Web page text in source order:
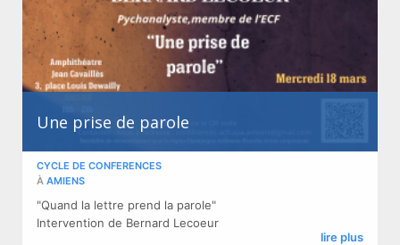
Une prise de parole
CYCLE DE CONFERENCES
À AMIENS
"Quand la lettre prend la parole"
​Intervention de Bernard Lecoeur
lire plus